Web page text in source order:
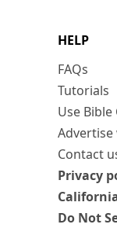
HELP
FAQs
Tutorials
Use
Advertise
Contact
Privacy
Do Not